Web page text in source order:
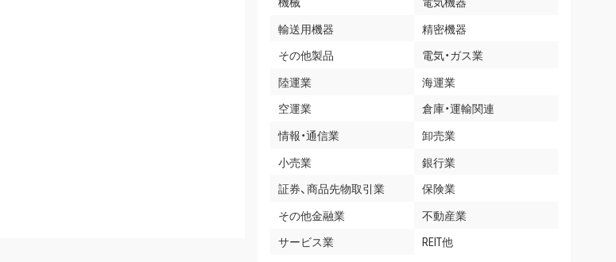
輸送用機器
精密機器
その他製品
電気・ガス業
陸運業
海運業
空運業
倉庫・運輸関連
情報・通信業
卸売業
小売業
銀行業
証券、商品先物取引業
保険業
その他金融業
不動産業
サービス業
REIT他